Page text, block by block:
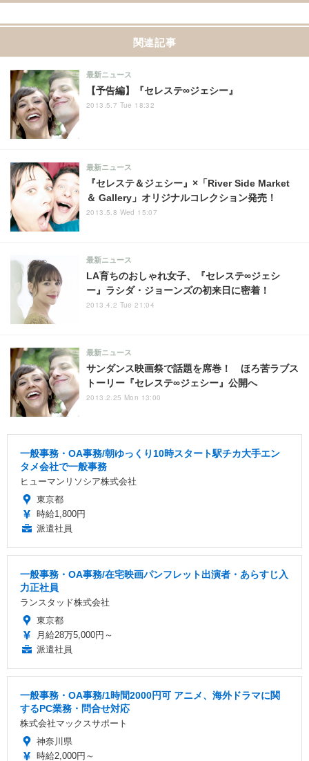
関連記事
【予告編】『セレステ∞ジェシー』
最新ニュース
2013.5.7 Tue 18:32
『セレステ＆ジェシー』×「River Side Market
＆ Gallery」オリジナルコレクション発売！
最新ニュース
2013.5.8 Wed 15:07
LA育ちのおしゃれ女子、『セレステ∞ジェシ
ー』ラシダ・ジョーンズの初来日に密着！
最新ニュース
2013.4.2 Tue 21:04
サンダンス映画祭で話題を席巻！ ほろ苦ラブス
トーリー『セレステ∞ジェシー』公開へ
最新ニュース
2013.2.25 Mon 13:00
一般事務・OA事務/朝ゆっくり10時スタート駅チカ大手エン
タメ会社で一般事務
ヒューマンリソシア株式会社
東京都
時給1,800円
派遣社員
一般事務・OA事務/在宅映画パンフレット出演者・あらすじ入
力正社員
ランスタッド株式会社
東京都
月給28万5,000円～
派遣社員
一般事務・OA事務/1時間2000円可 アニメ、海外ドラマに関
するPC業務・問合せ対応
株式会社マックスサポート
神奈川県
時給2,000円～